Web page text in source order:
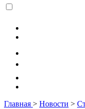
Главная > Новости >